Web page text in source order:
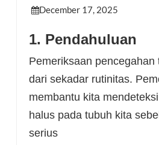
December 17, 2025
1. Pendahuluan
Pemeriksaan pencegahan
dari sekadar rutinitas.
membantu kita
halus pada tubuh kita
serius